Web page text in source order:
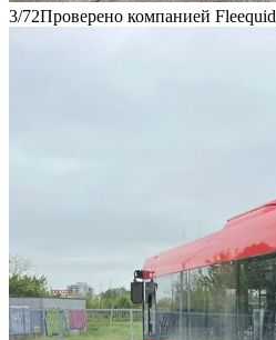
3/72Проверено компанией Fleequid